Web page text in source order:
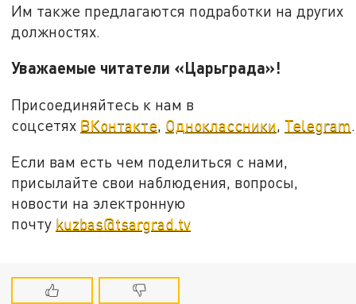
Им также предлагаются подработки на других
должностях.
Уважаемые читатели «Царьграда»!
Присоединяйтесь к нам в
соцсетях ВКонтакте, Одноклассники, Telegram.
Если вам есть чем поделиться с нами,
присылайте свои наблюдения, вопросы,
новости на электронную
почту kuzbas@tsargrad.tv